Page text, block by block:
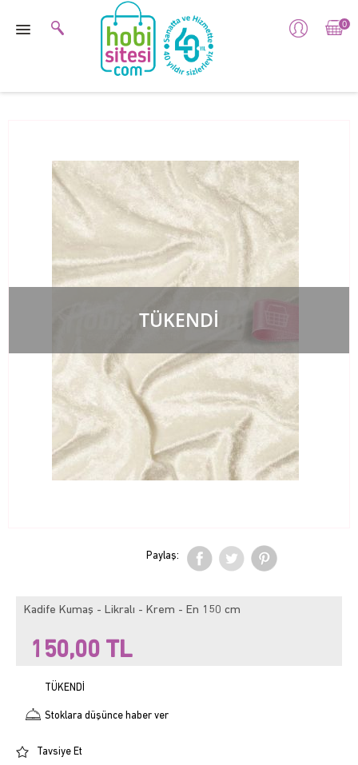
0
TÜKENDİ
Paylaş:
Kadife Kumaş - Likralı - Krem - En 150 cm
150,00 TL
TÜKENDİ
Stoklara düşünce haber ver
Tavsiye Et